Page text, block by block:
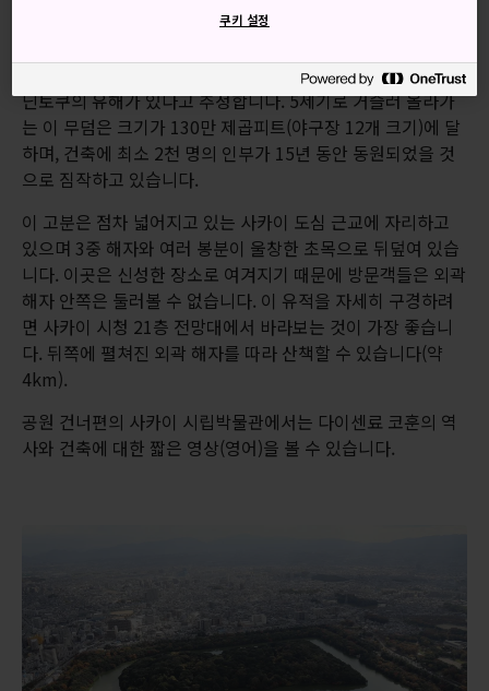
사카이 고분은 피라미드와 맞먹는 크기로서, 특이한 열쇠구멍
‘다이센 코훈'이라고 하는데, 안에는 4세기의 전설적인 천황
닌토쿠의 유해가 있다고 추정합니다. 5세기로 거슬러 올라가
는 이 무덤은 크기가 130만 제곱피트(야구장 12개 크기)에 달
하며, 건축에 최소 2천 명의 인부가 15년 동안 동원되었을 것
으로 짐작하고 있습니다.
이 고분은 점차 넓어지고 있는 사카이 도심 근교에 자리하고
있으며 3중 해자와 여러 봉분이 울창한 초목으로 뒤덮여 있습
니다. 이곳은 신성한 장소로 여겨지기 때문에 방문객들은 외곽
해자 안쪽은 둘러볼 수 없습니다. 이 유적을 자세히 구경하려
면 사카이 시청 21층 전망대에서 바라보는 것이 가장 좋습니
다. 뒤쪽에 펼쳐진 외곽 해자를 따라 산책할 수 있습니다(약
4km).
공원 건너편의 사카이 시립박물관에서는 다이센료 코훈의 역
사와 건축에 대한 짧은 영상(영어)을 볼 수 있습니다.
쿠키 설정